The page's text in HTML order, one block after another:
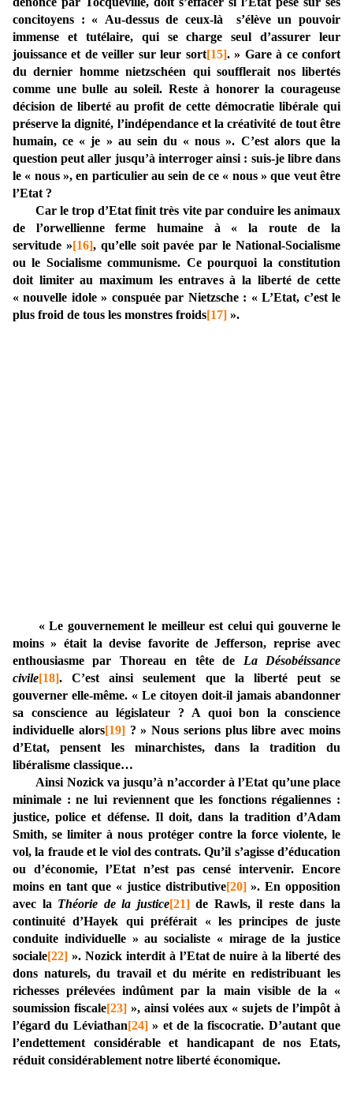
concitoyens : « Au-dessus de ceux-là s’élève un pouvoir
immense et tutélaire, qui se charge seul d’assurer leur
jouissance et de veiller sur leur sort[15].» Gare à ce confort
du dernier homme nietzschéen qui soufflerait nos libertés
comme une bulle au soleil. Reste à honorer la courageuse
décision de liberté au profit de cette démocratie libérale qui
préserve la dignité, l’indépendance et la créativité de tout être
humain, ce « je » au sein du « nous ». C’est alors que la
question peut aller jusqu’à interroger ainsi : suis-je libre dans
le « nous », en particulier au sein de ce « nous » que veut être
l’Etat ?
Car le trop d’Etat finit très vite par conduire les animaux
de l’orwellienne ferme humaine à « la route de la
servitude »[16], qu’elle soit pavée par le National-Socialisme
ou le Socialisme communisme. Ce pourquoi la constitution
doit limiter au maximum les entraves à la liberté de cette
« nouvelle idole » conspuée par Nietzsche : « L’Etat, c’est le
plus froid de tous les monstres froids[17] ».
« Le gouvernement le meilleur est celui qui gouverne le
moins » était la devise favorite de Jefferson, reprise avec
enthousiasme par Thoreau en tête de La Désobéissance
civile[18]. C’est ainsi seulement que la liberté peut se
gouverner elle-même. « Le citoyen doit-il jamais abandonner
sa conscience au législateur ? A quoi bon la conscience
individuelle alors[19]? » Nous serions plus libre avec moins
d’Etat, pensent les minarchistes, dans la tradition du
libéralisme classique…
Ainsi Nozick va jusqu’à n’accorder à l’Etat qu’une place
minimale : ne lui reviennent que les fonctions régaliennes :
justice, police et défense. Il doit, dans la tradition d’Adam
Smith, se limiter à nous protéger contre la force violente, le
vol, la fraude et le viol des contrats. Qu’il s’agisse d’éducation
ou d’économie, l’Etat n’est pas censé intervenir. Encore
moins en tant que « justice distributive[20]». En opposition
avec la Théorie de la justice[21]de Rawls, il reste dans la
continuité d’Hayek qui préférait « les principes de juste
conduite individuelle » au socialiste « mirage de la justice
sociale[22] ». Nozick interdit à l’Etat de nuire à la liberté des
dons naturels, du travail et du mérite en redistribuant les
richesses prélevées indûment par la main visible de la «
soumission fiscale[23] », ainsi volées aux « sujets de l’impôt à
l’égard du Léviathan[24]» et de la fiscocratie. D’autant que
l’endettement considérable et handicapant de nos Etats,
réduit considérablement notre liberté économique.